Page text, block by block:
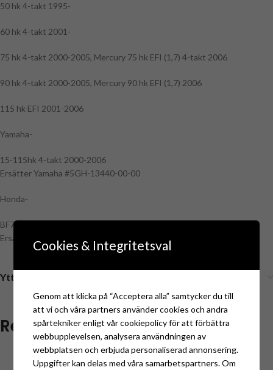
50 hk 4-takt 1995-
60 hk 4-takt 2001-
75 hk 4-takt 2000-2005, Mercury 75 hk EFI (1,7) 4-takt 2006
90 hk 4-takt 2000-2005, Mercury 90 hk EFI (1,7) 2006
115 hk EFI 2001-2006
Yamaha-
15-115hk 4-takt 2000-2006
Ersätter Yamaha #5GH-13440-00-00
Honda-
BF75/90, BF115/130, BF135/150 & BF200/225hk 4-takt
Ersätter Honda #15400-PLM-A01PE
Ytterligare information
Relaterade produkter
Cookies & Integritetsval
Genom att klicka på “Acceptera alla” samtycker du till
att vi och våra partners använder cookies och andra
spårtekniker enligt vår cookiepolicy för att förbättra
webbupplevelsen, analysera användningen av
webbplatsen och erbjuda personaliserad annonsering.
Uppgifter kan delas med våra samarbetspartners. Om